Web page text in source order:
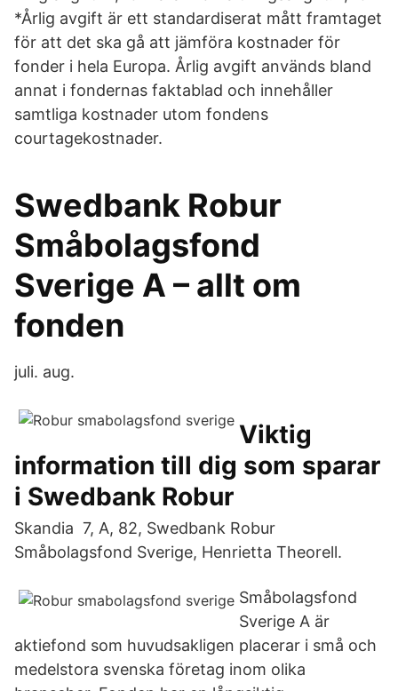
*Årlig avgift är ett standardiserat mått framtaget
för att det ska gå att jämföra kostnader för
fonder i hela Europa. Årlig avgift används bland
annat i fondernas faktablad och innehåller
samtliga kostnader utom fondens
courtagekostnader.
Swedbank Robur
Småbolagsfond
Sverige A – allt om
fonden
juli. aug.
Viktig
information till dig som sparar
i Swedbank Robur
Skandia 7, A, 82, Swedbank Robur
Småbolagsfond Sverige, Henrietta Theorell.
Småbolagsfond
Sverige A är
aktiefond som huvudsakligen placerar i små och
medelstora svenska företag inom olika